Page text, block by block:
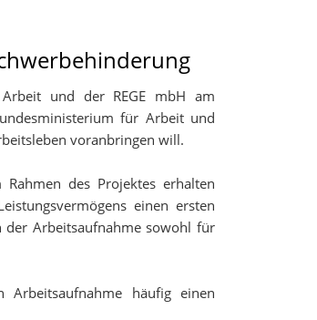
und der REGE mbH am
für Arbeit und
voranbringen will.
des Projektes erhalten
einen ersten
der Arbeitsaufnahme sowohl für
häufig einen